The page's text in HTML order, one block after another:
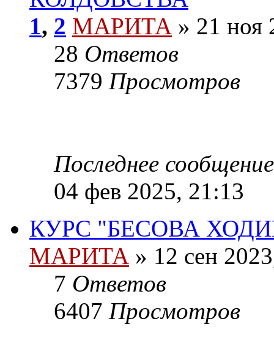
1, 2 МАРИТА » 21 ноя
28 Ответов
7379 Просмотров
Последнее сообщение
04 фев 2025, 21:13
КУРС "БЕСОВА
МАРИТА » 12 сен
7 Ответов
6407 Просмотров